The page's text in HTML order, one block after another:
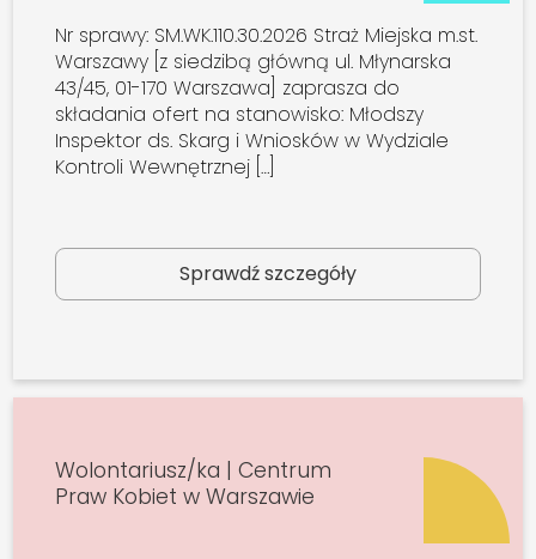
Nr sprawy: SM.WK.110.30.2026 Straż Miejska m.st.
Warszawy [z siedzibą główną ul. Młynarska
43/45, 01-170 Warszawa] zaprasza do
składania ofert na stanowisko: Młodszy
Inspektor ds. Skarg i Wniosków w Wydziale
Kontroli Wewnętrznej […]
Sprawdź szczegóły
Wolontariusz/ka | Centrum
Praw Kobiet w Warszawie